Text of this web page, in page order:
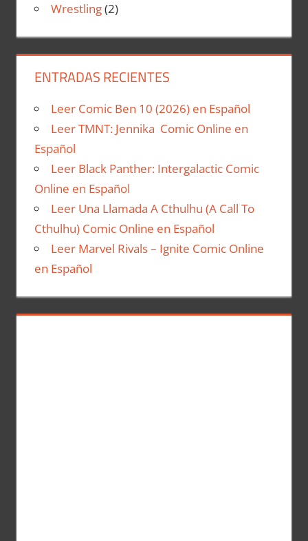
Wrestling(2)
ENTRADAS RECIENTES
Leer Comic Ben 10 (2026) en Español
Leer TMNT: Jennika Comic Online en
Español
Leer Black Panther: Intergalactic Comic
Online en Español
Leer Una Llamada A Cthulhu (A Call To
Cthulhu) Comic Online en Español
Leer Marvel Rivals – Ignite Comic Online
en Español